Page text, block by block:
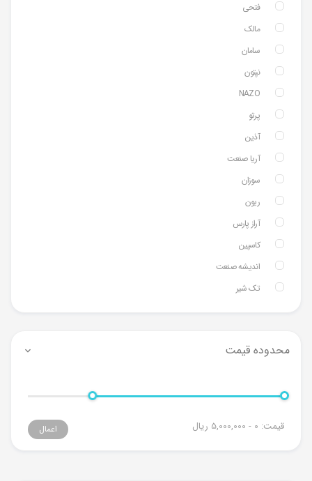
فتحی
مالک
سامان
نپتون
NAZO
پرتو
آذین
آریا صنعت
سوزان
ریون
آراز پارس
کاسپین
اندیشه صنعت
تک شیر
محدوده قیمت
قیمت: 0 - 5,000,000 ریال اعمال